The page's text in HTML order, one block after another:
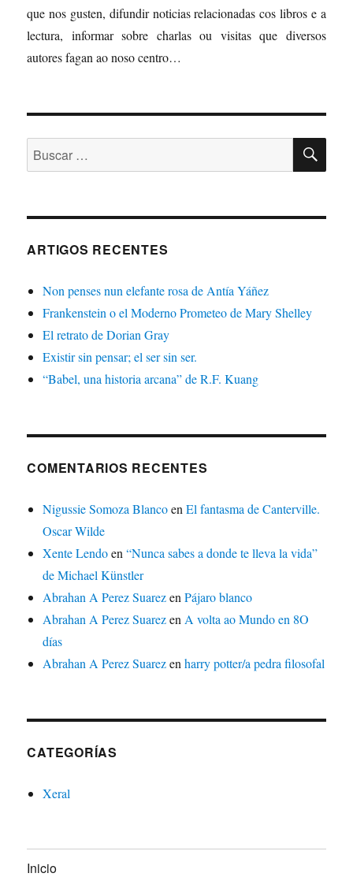
que nos gusten, difundir noticias relacionadas cos libros e a
lectura, informar sobre charlas ou visitas que diversos
autores fagan ao noso centro…
Buscar:
ARTIGOS RECENTES
Non penses nun elefante rosa de Antía Yáñez
Frankenstein o el Moderno Prometeo de Mary Shelley
El retrato de Dorian Gray
Existir sin pensar; el ser sin ser.
“Babel, una historia arcana” de R.F. Kuang
COMENTARIOS RECENTES
Nigussie Somoza BlancoenEl fantasma de Canterville.
Oscar Wilde
Xente Lendoen“Nunca sabes a donde te lleva la vida”
de Michael Künstler
Abrahan A Perez SuarezenPájaro blanco
Abrahan A Perez Suarezen A volta ao Mundo en 8O
días
Abrahan A Perez Suarezenharry potter/a pedra filosofal
CATEGORÍAS
Xeral
Inicio